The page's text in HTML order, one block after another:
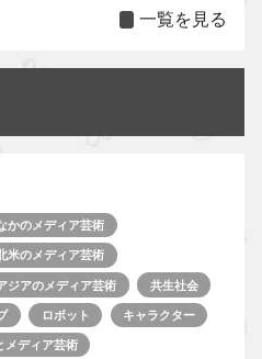
一覧を見る
かのメディア芸術
米のメディア芸術
ジアのメディア芸術 共生社会
ロボット キャラクター
メディア芸術